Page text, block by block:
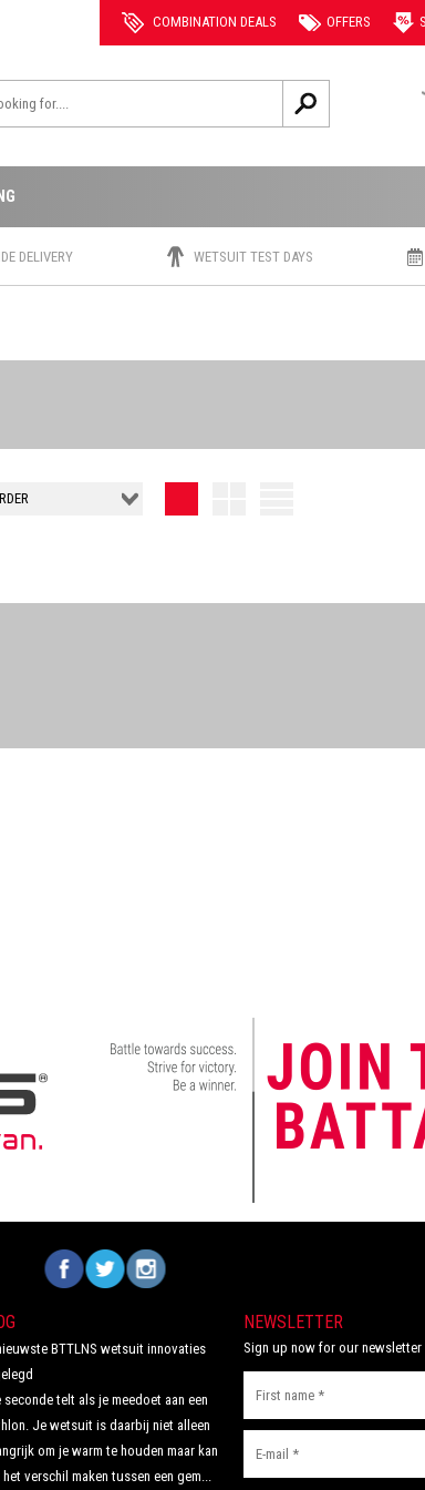
Volg ons op Facebook
Volg ons op Twitter
Volg ons op Instagram
BTTLNS wetsuit innovaties
seconde telt als je meedoet aan een
Je wetsuit is daarbij niet alleen
om je warm te houden maar kan
verschil maken tussen een gem...
NEWSLETTER
Sign up now for our
COMBINATION DEALS OFFERS
DELIVERY WETSUIT TEST DAYS